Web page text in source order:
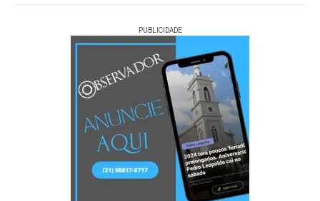
PUBLICIDADE